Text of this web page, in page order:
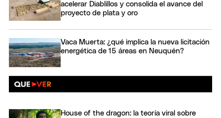
acelerar Diablillos y consolida el avance del
proyecto de plata y oro
Vaca Muerta: ¿qué implica la nueva licitación
energética de 15 áreas en Neuquén?
House of the dragon: la teoría viral sobre